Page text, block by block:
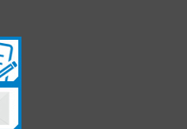
7条西4丁目1番地2 KDX札幌ビル
報窓口」
駒場 諭